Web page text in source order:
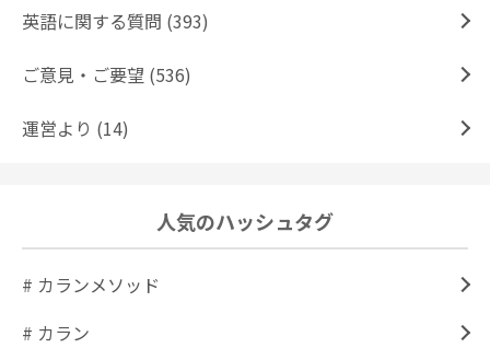
英語に関する質問 (393)
ご意見・ご要望 (536)
運営より (14)
人気のハッシュタグ
# カランメソッド
# カラン